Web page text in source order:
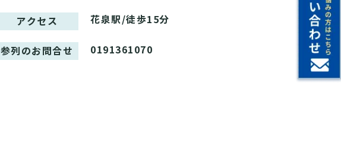
アクセス 花泉駅/徒歩15分
参列のお問合せ 0191361070